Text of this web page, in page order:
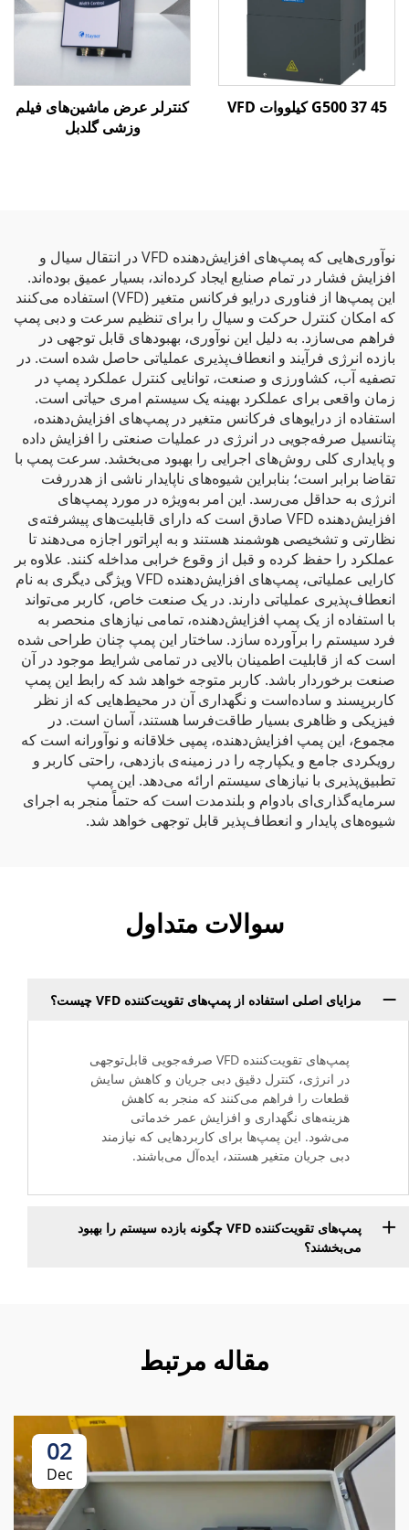
G500 37 45 کیلووات VFD
کنترلر عرض ماشین‌های فیلم
وزشی گلدبل
نوآوری‌هایی که پمپ‌های افزایش‌دهنده VFD در انتقال سیال و
افزایش فشار در تمام صنایع ایجاد کرده‌اند، بسیار عمیق بوده‌اند.
این پمپ‌ها از فناوری درایو فرکانس متغیر (VFD) استفاده می‌کنند
که امکان کنترل حرکت و سیال را برای تنظیم سرعت و دبی پمپ
فراهم می‌سازد. به دلیل این نوآوری، بهبودهای قابل توجهی در
بازده انرژی فرآیند و انعطاف‌پذیری عملیاتی حاصل شده است. در
تصفیه آب، کشاورزی و صنعت، توانایی کنترل عملکرد پمپ در
زمان واقعی برای عملکرد بهینه یک سیستم امری حیاتی است.
استفاده از درایوهای فرکانس متغیر در پمپ‌های افزایش‌دهنده،
پتانسیل صرفه‌جویی در انرژی در عملیات صنعتی را افزایش داده
و پایداری کلی روش‌های اجرایی را بهبود می‌بخشد. سرعت پمپ با
تقاضا برابر است؛ بنابراین شیوه‌های ناپایدار ناشی از هدررفت
انرژی به حداقل می‌رسد. این امر به‌ویژه در مورد پمپ‌های
افزایش‌دهنده VFD صادق است که دارای قابلیت‌های پیشرفته‌ی
نظارتی و تشخیصی هوشمند هستند و به اپراتور اجازه می‌دهند تا
عملکرد را حفظ کرده و قبل از وقوع خرابی مداخله کنند. علاوه بر
کارایی عملیاتی، پمپ‌های افزایش‌دهنده VFD ویژگی دیگری به نام
انعطاف‌پذیری عملیاتی دارند. در یک صنعت خاص، کاربر می‌تواند
با استفاده از یک پمپ افزایش‌دهنده، تمامی نیازهای منحصر به
فرد سیستم را برآورده سازد. ساختار این پمپ چنان طراحی شده
است که از قابلیت اطمینان بالایی در تمامی شرایط موجود در آن
صنعت برخوردار باشد. کاربر متوجه خواهد شد که رابط این پمپ
کاربرپسند و ساده‌است و نگهداری آن در محیط‌هایی که از نظر
فیزیکی و ظاهری بسیار طاقت‌فرسا هستند، آسان است. در
مجموع، این پمپ افزایش‌دهنده، پمپی خلاقانه و نوآورانه است که
رویکردی جامع و یکپارچه را در زمینه‌ی بازدهی، راحتی کاربر و
تطبیق‌پذیری با نیازهای سیستم ارائه می‌دهد. این پمپ
سرمایه‌گذاری‌ای بادوام و بلندمدت است که حتماً منجر به اجرای
شیوه‌های پایدار و انعطاف‌پذیر قابل توجهی خواهد شد.
سوالات متداول
مزایای اصلی استفاده از پمپ‌های تقویت‌کننده VFD چیست؟
پمپ‌های تقویت‌کننده VFD صرفه‌جویی قابل‌توجهی
در انرژی، کنترل دقیق دبی جریان و کاهش سایش
قطعات را فراهم می‌کنند که منجر به کاهش
هزینه‌های نگهداری و افزایش عمر خدماتی
می‌شود. این پمپ‌ها برای کاربردهایی که نیازمند
دبی جریان متغیر هستند، ایده‌آل می‌باشند.
پمپ‌های تقویت‌کننده VFD چگونه بازده سیستم را بهبود
می‌بخشند؟
مقاله مرتبط
02
Dec